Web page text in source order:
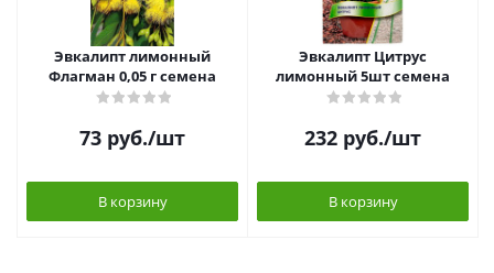
Эвкалипт лимонный
Флагман 0,05 г семена
73 руб./шт
В корзину
Эвкалипт Цитрус
лимонный 5шт семена
232 руб./шт
В корзину